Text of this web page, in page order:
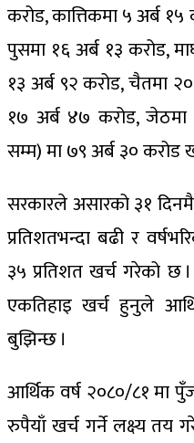
करोड, कात्तिकमा ५ अर्ब
पुसमा १६ अर्ब १३ करोड,
१३ अर्ब ९२ करोड, चैतमा
१७ अर्ब ४७ करोड,
सम्म) मा ७९ अर्ब ३० करोड
सरकारले असारको ३१
प्रतिशतभन्दा बढी र
३५ प्रतिशत खर्च गरेको छ
एकतिहाइ खर्च हुनुले
बुझिन्छ ।
आर्थिक वर्ष २०८०/८१ मा
रुपैयाँ खर्च गर्ने लक्ष्य तय